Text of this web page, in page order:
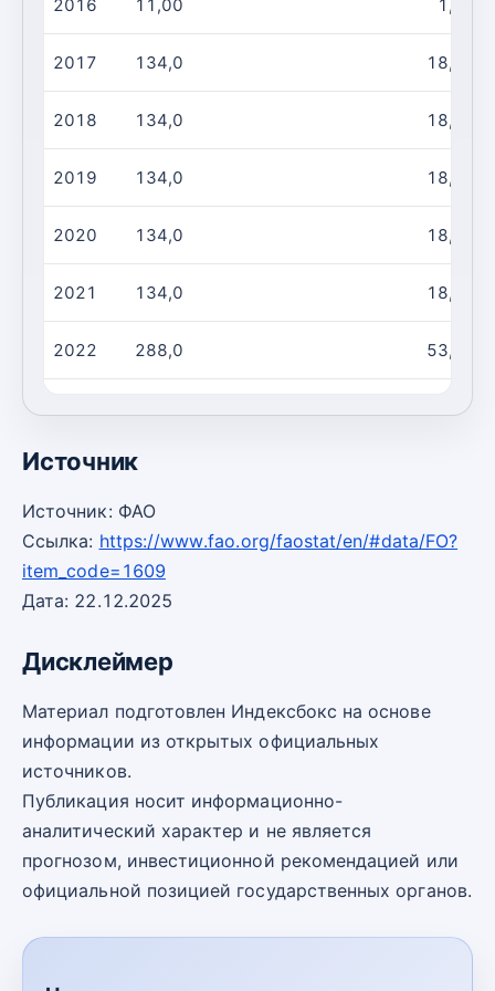
2016 11,00 1,00
2017 134,0 18,00
2018 134,0 18,00
2019 134,0 18,00
2020 134,0 18,00
2021 134,0 18,00
2022 288,0 53,00
53,00
Источник
Источник: ФАО
Ссылка: https://www.fao.org/faostat/en/#data/FO?
item_code=1609
Дата: 22.12.2025
Дисклеймер
Материал подготовлен Индексбокс на основе
информации из открытых официальных
источников.
Публикация носит информационно-
аналитический характер и не является
прогнозом, инвестиционной рекомендацией или
официальной позицией государственных органов.